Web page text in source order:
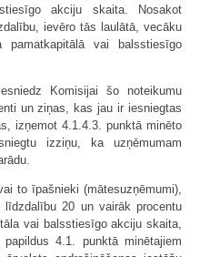
akciju skaita. Nosakot
ievēro tās laulātā, vecāku
pamatkapitālā vai balsstiesīgo
Komisijai šo noteikumu
un ziņas, kas jau ir iesniegtas
izņemot 4.1.4.3. punktā minēto
izziņu, ka uzņēmumam
to īpašnieki (mātesuzņēmumi),
20 un vairāk procentu
vai balsstiesīgo akciju skaita,
4.1. punktā minētajiem